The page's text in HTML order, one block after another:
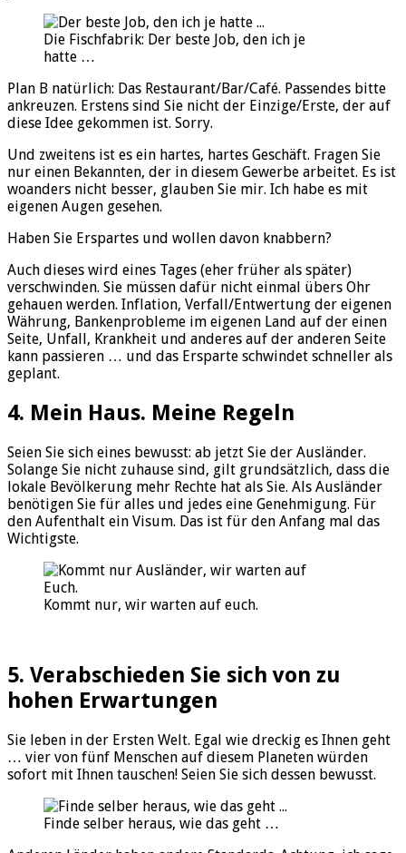
Die Fischfabrik: Der beste Job, den ich je
hatte …
Plan B natürlich: Das Restaurant/Bar/Café. Passendes bitte
ankreuzen. Erstens sind Sie nicht der Einzige/Erste, der auf
diese Idee gekommen ist. Sorry.
Und zweitens ist es ein hartes, hartes Geschäft. Fragen Sie
nur einen Bekannten, der in diesem Gewerbe arbeitet. Es ist
woanders nicht besser, glauben Sie mir. Ich habe es mit
eigenen Augen gesehen.
Haben Sie Erspartes und wollen davon knabbern?
Auch dieses wird eines Tages (eher früher als später)
verschwinden. Sie müssen dafür nicht einmal übers Ohr
gehauen werden. Inflation, Verfall/Entwertung der eigenen
Währung, Bankenprobleme im eigenen Land auf der einen
Seite, Unfall, Krankheit und anderes auf der anderen Seite
kann passieren … und das Ersparte schwindet schneller als
geplant.
4. Mein Haus. Meine Regeln
Seien Sie sich eines bewusst: ab jetzt Sie der Ausländer.
Solange Sie nicht zuhause sind, gilt grundsätzlich, dass die
lokale Bevölkerung mehr Rechte hat als Sie. Als Ausländer
benötigen Sie für alles und jedes eine Genehmigung. Für
den Aufenthalt ein Visum. Das ist für den Anfang mal das
Wichtigste.
Kommt nur, wir warten auf euch.
5. Verabschieden Sie sich von zu
hohen Erwartungen
Sie leben in der Ersten Welt. Egal wie dreckig es Ihnen geht
… vier von fünf Menschen auf diesem Planeten würden
sofort mit Ihnen tauschen! Seien Sie sich dessen bewusst.
Finde selber heraus, wie das geht …